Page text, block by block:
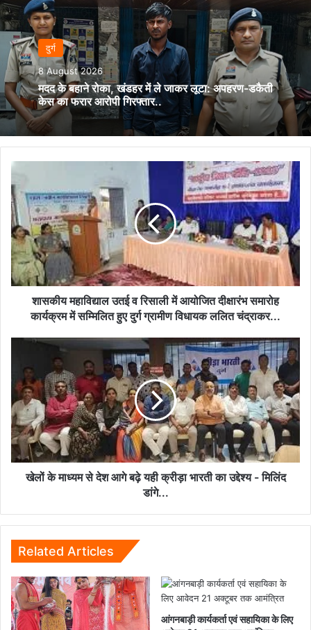
दुर्ग
8 August 2026
मदद के बहाने रोका, खंडहर में ले जाकर लूटा: अपहरण-डकैती
केस का फरार आरोपी गिरफ्तार..
शासकीय
महाविद्याल
उतई
व
रिसाली
में
आयोजित
दीक्षारंभ
समारोह
कार्यक्रम
ग्रामीण
विधायक
ललित
चंद्राकर...
शासकीय महाविद्याल उतई व रिसाली में आयोजित दीक्षारंभ समारोह
कार्यक्रम में सम्मिलित हुए दुर्ग ग्रामीण विधायक ललित चंद्राकर...
माध्यम
से
देश
आगे
बढ़े
यही
क्रीड़ा
भारती
-
डांगे...
खेलों के माध्यम से देश आगे बढ़े यही क्रीड़ा भारती का उद्देश्य - मिलिंद
डांगे...
Related Articles
आंगनबाड़ी कार्यकर्ता एवं सहायिका के लिए